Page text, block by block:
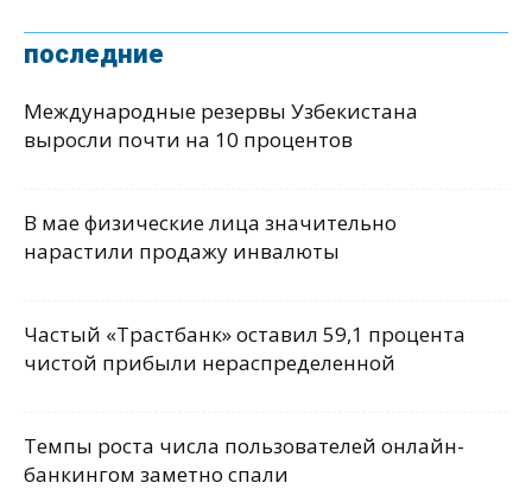
последние
Международные резервы Узбекистана
выросли почти на 10 процентов
В мае физические лица значительно
нарастили продажу инвалюты
Частый «Трастбанк» оставил 59,1 процента
чистой прибыли нераспределенной
Темпы роста числа пользователей онлайн-
банкингом заметно спали